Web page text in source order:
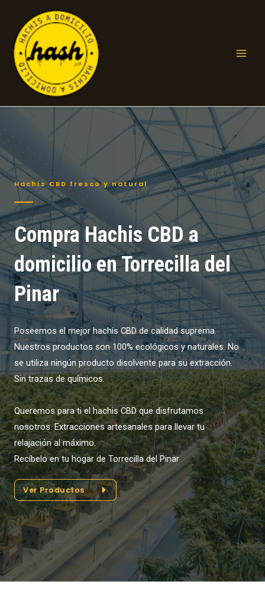
contenido
Hachís CBD fresco y natural
Compra Hachis CBD a
domicilio en Torrecilla del
Pinar
Poseemos el mejor hachís CBD de calidad suprema.
Nuestros productos son 100% ecológicos y naturales. No
se utiliza ningún producto disolvente para su extracción.
Sin trazas de químicos.
Queremos para ti el hachis CBD que disfrutamos
nosotros. Extracciones artesanales para llevar tu
relajación al máximo.
Recíbelo en tu hogar de Torrecilla del Pinar
Ver Productos